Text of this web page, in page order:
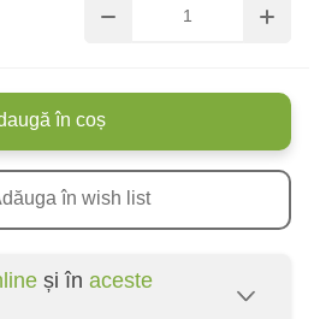
în coș
în wish list
și în aceste